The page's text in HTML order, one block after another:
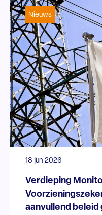
Nieuws
18 jun 2026
Verdieping
aanvullend beleid